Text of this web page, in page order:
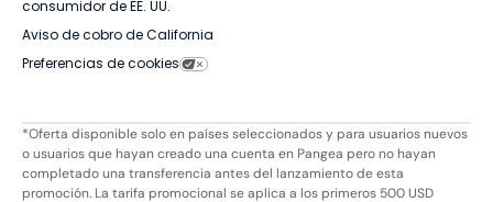
consumidor de EE. UU.
Aviso de cobro de California
Preferencias de cookies
*Oferta disponible solo en países seleccionados y para usuarios nuevos
o usuarios que hayan creado una cuenta en Pangea pero no hayan
completado una transferencia antes del lanzamiento de esta
promoción. La tarifa promocional se aplica a los primeros 500 USD